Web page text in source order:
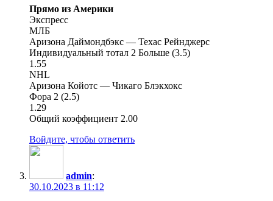
Прямо из Америки
Экспресс
МЛБ
Аризона Даймондбэкс — Техас Рейнджерс
Индивидуальный тотал 2 Больше (3.5)
1.55
NHL
Аризона Койотс — Чикаго Блэкхокс
Фора 2 (2.5)
1.29
Общий коэффициент 2.00
Войдите, чтобы ответить
admin:
30.10.2023 в 11:12